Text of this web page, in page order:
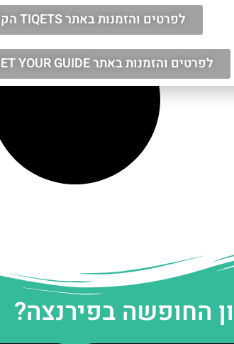
החופשה בפירנצה?
לפרטים והזמנות באתר TIQETS הקליקו עליי 😀
לפרטים והזמנות באתר GET YOUR GUIDE הקליקו עליי 😊